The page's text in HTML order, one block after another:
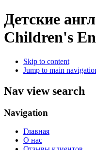
Детские
Children's
Skip to content
Jump to main
Nav view search
Navigation
Главная
О нас